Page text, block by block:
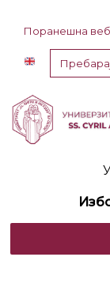
Поранешна
Пребарај
за: